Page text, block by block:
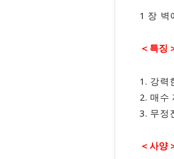
1 장 벽
＜특징
1. 강력
2. 매수
3. 무정
＜사양